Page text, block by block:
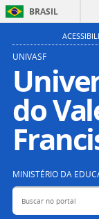
BRASIL
UNIVASF
do
MINISTÉRIO DA
Buscar no portal